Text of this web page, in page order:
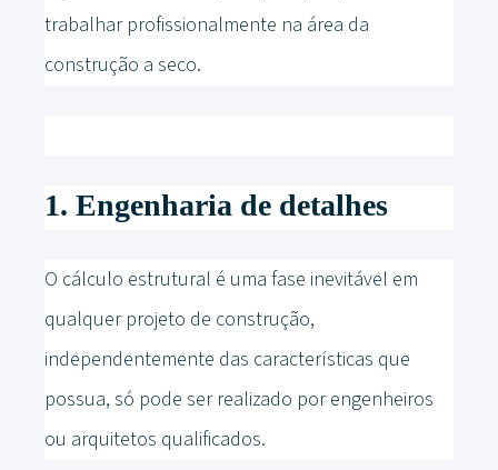
trabalhar profissionalmente na área da
construção a seco.
1. Engenharia de detalhes
O cálculo estrutural é uma fase inevitável em
qualquer projeto de construção,
independentemente das características que
possua, só pode ser realizado por engenheiros
ou arquitetos qualificados.